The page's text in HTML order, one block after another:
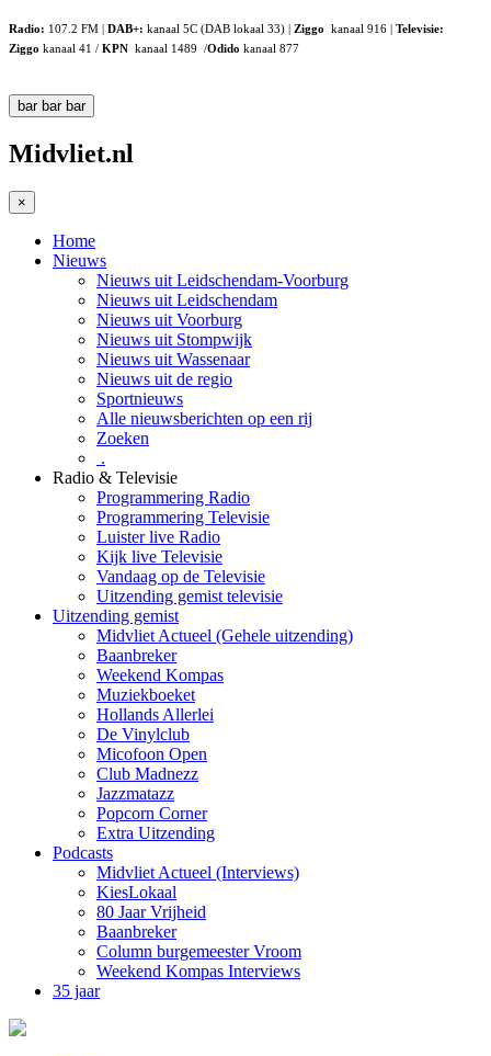
Radio: 107.2 FM | DAB+: kanaal 5C (DAB lokaal 33) | Ziggo kanaal 916 | Televisie:
Ziggo kanaal 41 / KPN kanaal 1489 /Odido kanaal 877
bar bar bar
Midvliet.nl
×
Home
Nieuws
Nieuws uit Leidschendam-Voorburg
Nieuws uit Leidschendam
Nieuws uit Voorburg
Nieuws uit Stompwijk
Nieuws uit Wassenaar
Nieuws uit de regio
Sportnieuws
Alle nieuwsberichten op een rij
Zoeken
.
Radio & Televisie
Programmering Radio
Programmering Televisie
Luister live Radio
Kijk live Televisie
Vandaag op de Televisie
Uitzending gemist televisie
Uitzending gemist
Midvliet Actueel (Gehele uitzending)
Baanbreker
Weekend Kompas
Muziekboeket
Hollands Allerlei
De Vinylclub
Micofoon Open
Club Madnezz
Jazzmatazz
Popcorn Corner
Extra Uitzending
Podcasts
Midvliet Actueel (Interviews)
KiesLokaal
80 Jaar Vrijheid
Baanbreker
Column burgemeester Vroom
Weekend Kompas Interviews
35 jaar